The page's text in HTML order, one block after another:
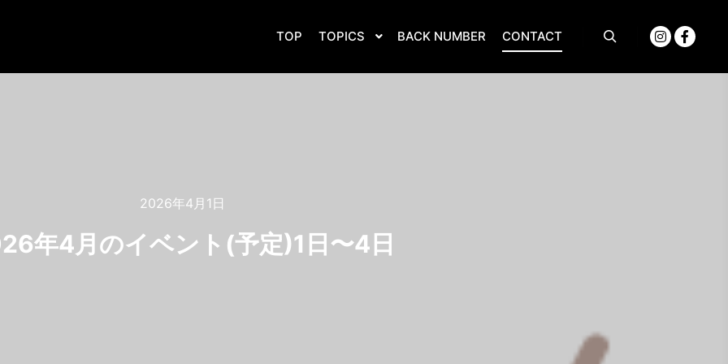
TOP TOPICS BACK NUMBER CONTACT
2026年4月1日
年4月のイベント(予定)1日〜4日